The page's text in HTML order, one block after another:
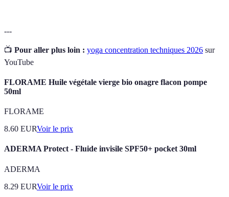
---
📺 Pour aller plus loin : yoga concentration techniques 2026 sur
YouTube
FLORAME Huile végétale vierge bio onagre flacon pompe
50ml
FLORAME
8.60 EURVoir le prix
ADERMA Protect - Fluide invisile SPF50+ pocket 30ml
ADERMA
8.29 EURVoir le prix